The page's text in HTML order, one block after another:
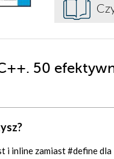
50
i inline zamiast #define dla